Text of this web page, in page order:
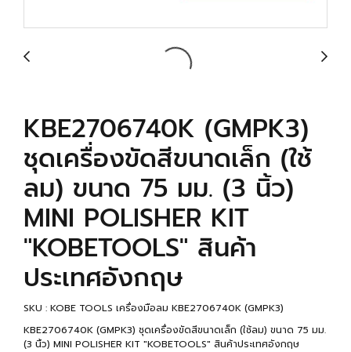
KBE2706740K (GMPK3)
ชุดเครื่องขัดสีขนาดเล็ก (ใช้
ลม) ขนาด 75 มม. (3 นิ้ว)
MINI POLISHER KIT
"KOBETOOLS" สินค้า
ประเทศอังกฤษ
SKU : KOBE TOOLS เครื่องมือลม KBE2706740K (GMPK3)
KBE2706740K (GMPK3) ชุดเครื่องขัดสีขนาดเล็ก (ใช้ลม) ขนาด 75 มม.
(3 นิ้ว) MINI POLISHER KIT "KOBETOOLS" สินค้าประเทศอังกฤษ